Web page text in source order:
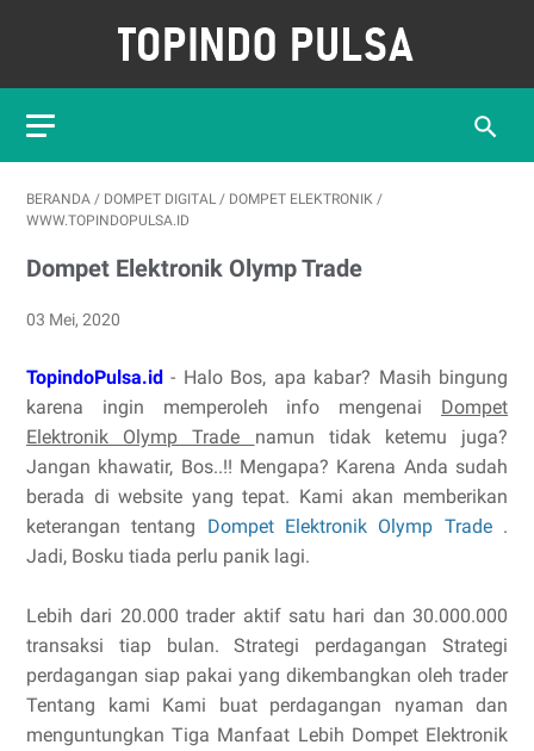
BERANDA / DOMPET DIGITAL / DOMPET ELEKTRONIK /
WWW.TOPINDOPULSA.ID
Dompet Elektronik Olymp Trade
03 Mei, 2020
TopindoPulsa.id - Halo Bos, apa kabar? Masih bingung
karena ingin memperoleh info mengenai Dompet
Elektronik Olymp Trade namun tidak ketemu juga?
Jangan khawatir, Bos..!! Mengapa? Karena Anda sudah
berada di website yang tepat. Kami akan memberikan
keterangan tentang Dompet Elektronik Olymp Trade .
Jadi, Bosku tiada perlu panik lagi.
Lebih dari 20.000 trader aktif satu hari dan 30.000.000
transaksi tiap bulan. Strategi perdagangan Strategi
perdagangan siap pakai yang dikembangkan oleh trader
Tentang kami Kami buat perdagangan nyaman dan
menguntungkan Tiga Manfaat Lebih Dompet Elektronik